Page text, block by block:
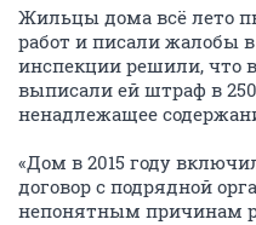
Жильцы дома всё лето
работ и писали
инспекции решили, что
выписали ей штраф в
ненадлежащее
«Дом в 2015 году
договор с подрядной
непонятным причинам